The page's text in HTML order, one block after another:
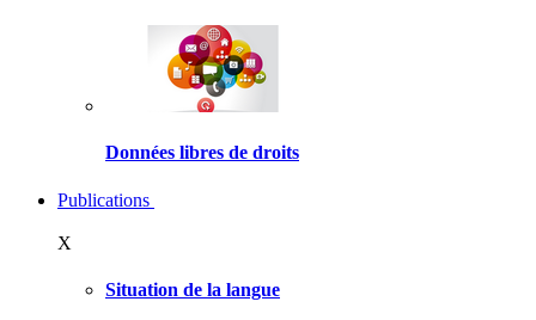
Données libres de droits
Publications
X
Situation de la langue